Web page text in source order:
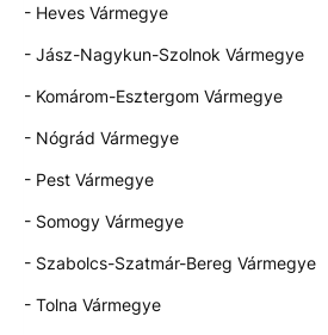
- Heves Vármegye
- Jász-Nagykun-Szolnok Vármegye
- Komárom-Esztergom Vármegye
- Nógrád Vármegye
- Pest Vármegye
- Somogy Vármegye
- Szabolcs-Szatmár-Bereg Vármegye
- Tolna Vármegye